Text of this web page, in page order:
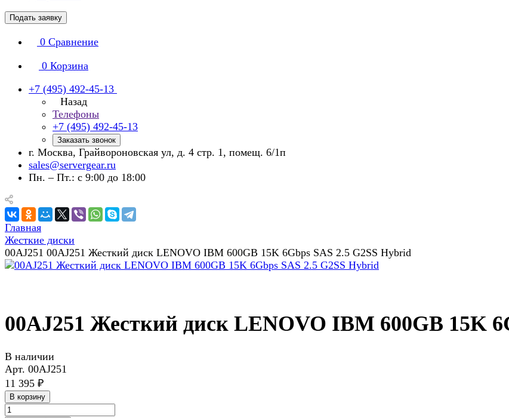
Подать заявку
0 Сравнение
0 Корзина
+7 (495) 492-45-13
Назад
Телефоны
+7 (495) 492-45-13
Заказать звонок
г. Москва, Грайвороновская ул, д. 4 стр. 1, помещ. 6/1п
sales@servergear.ru
Пн. – Пт.: с 9:00 до 18:00
Главная
Жесткие диски
00AJ251 00AJ251 Жесткий диск LENOVO IBM 600GB 15K 6Gbps SAS 2.5 G2SS Hybrid
00AJ251 Жесткий диск LENOVO IBM 600GB 15K
В наличии
Арт. 00AJ251
11 395 ₽
В корзину